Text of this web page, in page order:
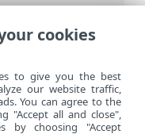
Cyber Security
>Atualizar>
cookies
to give you the best
our website traffic,
You can agree to the
"Accept all and close",
by choosing "Accept